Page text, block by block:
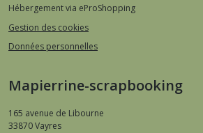
Hébergement via eProShopping
Gestion des cookies
Données personnelles
Mapierrine-scrapbooking
165 avenue de Libourne
33870Vayres